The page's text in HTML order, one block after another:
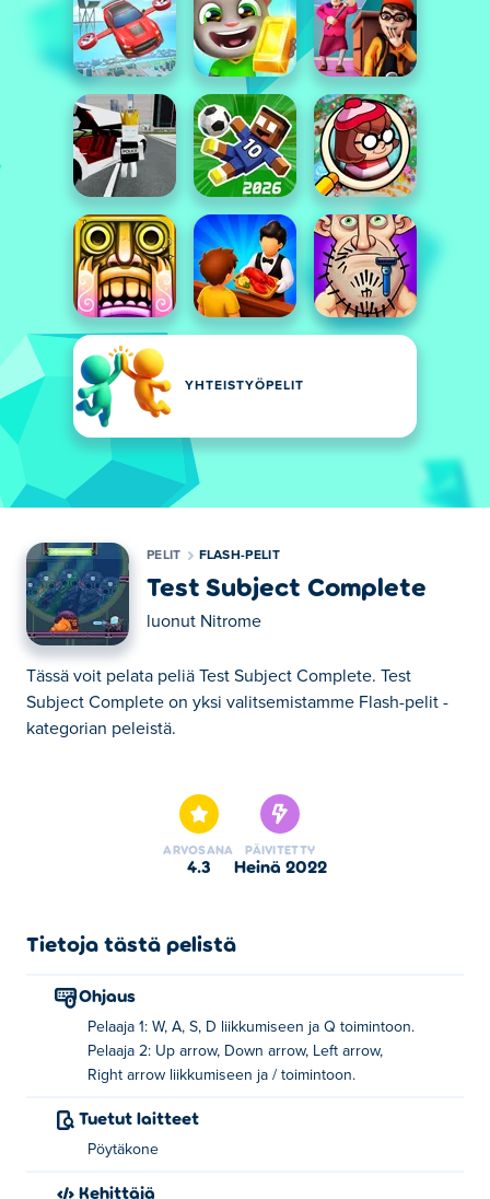
YHTEISTYÖPELIT
PELIT FLASH-PELIT
Test Subject Complete
luonut Nitrome
Tässä voit pelata peliä Test Subject Complete. Test
Subject Complete on yksi valitsemistamme Flash-pelit -
kategorian peleistä.
ARVOSANA
4.3
PÄIVITETTY
heinä 2022
Tietoja tästä pelistä
Ohjaus
Pelaaja 1: W, A, S, D liikkumiseen ja Q toimintoon.
Pelaaja 2: Up arrow, Down arrow, Left arrow,
Right arrow liikkumiseen ja / toimintoon.
Tuetut laitteet
Pöytäkone
Kehittäjä